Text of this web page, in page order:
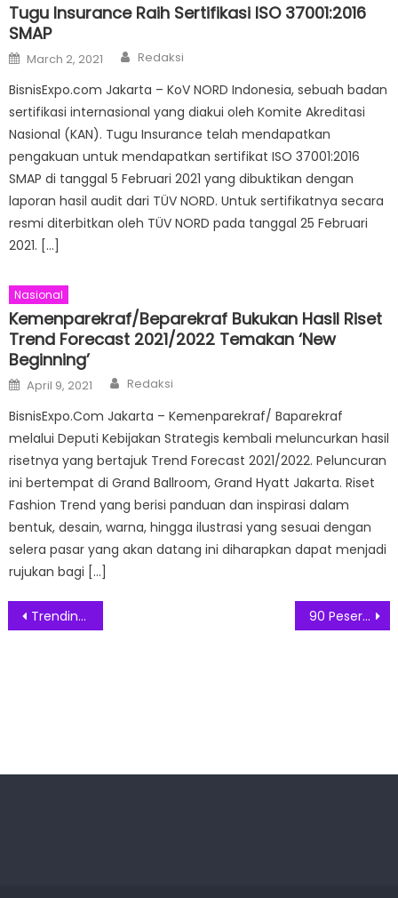
Tugu Insurance Raih Sertifikasi ISO 37001:2016
SMAP
Posted
on
March 2, 2021 Author
Redaksi
BisnisExpo.com Jakarta – KoV NORD Indonesia, sebuah badan
sertifikasi internasional yang diakui oleh Komite Akreditasi
Nasional (KAN). Tugu Insurance telah mendapatkan
pengakuan untuk mendapatkan sertifikat ISO 37001:2016
SMAP di tanggal 5 Februari 2021 yang dibuktikan dengan
laporan hasil audit dari TÜV NORD. Untuk sertifikatnya secara
resmi diterbitkan oleh TÜV NORD pada tanggal 25 Februari
2021. […]
Nasional
Kemenparekraf/Beparekraf Bukukan Hasil Riset
Trend Forecast 2021/2022 Temakan ‘New
Beginning’
Posted
on
April 9, 2021 Author
Redaksi
BisnisExpo.Com Jakarta – Kemenparekraf/ Baparekraf
melalui Deputi Kebijakan Strategis kembali meluncurkan hasil
risetnya yang bertajuk Trend Forecast 2021/2022. Peluncuran
ini bertempat di Grand Ballroom, Grand Hyatt Jakarta. Riset
Fashion Trend yang berisi panduan dan inspirasi dalam
bentuk, desain, warna, hingga ilustrasi yang sesuai dengan
selera pasar yang akan datang ini diharapkan dapat menjadi
rujukan bagi […]
Post
Trending Di 6 Negara, Video Klip Lagu Baru Atta Halilintar #THISISINDONESIA 90 Peserta Lokal dan Internasional Ikut Dalam Pameran Krista Exhibitions Virtual Expo 2021